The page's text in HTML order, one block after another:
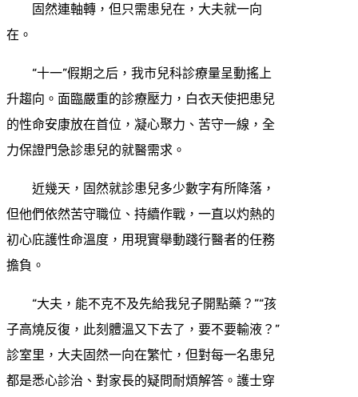
固然連軸轉，但只需患兒在，大夫就一向
在。
“十一”假期之后，我市兒科診療量呈動搖上
升趨向。面臨嚴重的診療壓力，白衣天使把患兒
的性命安康放在首位，凝心聚力、苦守一線，全
力保證門急診患兒的就醫需求。
近幾天，固然就診患兒多少數字有所降落，
但他們依然苦守職位、持續作戰，一直以灼熱的
初心庇護性命溫度，用現實舉動踐行醫者的任務
擔負。
“大夫，能不克不及先給我兒子開點藥？”“孩
子高燒反復，此刻體溫又下去了，要不要輸液？”
診室里，大夫固然一向在繁忙，但對每一名患兒
都是悉心診治、對家長的疑問耐煩解答。護士穿